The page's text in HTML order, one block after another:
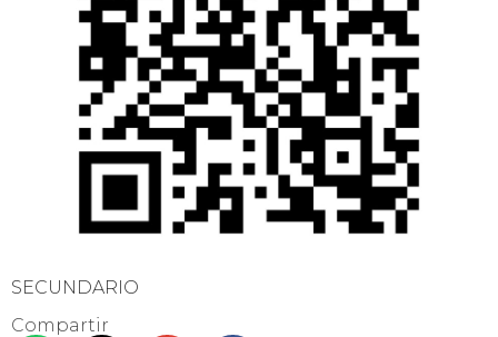
SECUNDARIO
Compartir